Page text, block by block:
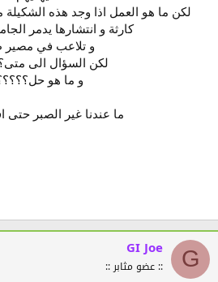
لكن ما هو العمل اذا وجد هذه الشكيلة
كارثة و انتشارها يدمر
و تلاعب في مصير
لكن السؤال الى
و ما هو
ما عندنا غير الصبر حتى
G
GI Joe
:: عضو مثابر ::